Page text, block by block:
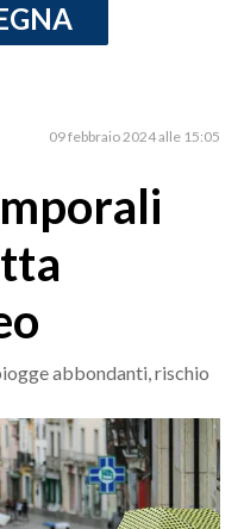
09 febbraio 2024 alle 15:05
abbondanti, rischio